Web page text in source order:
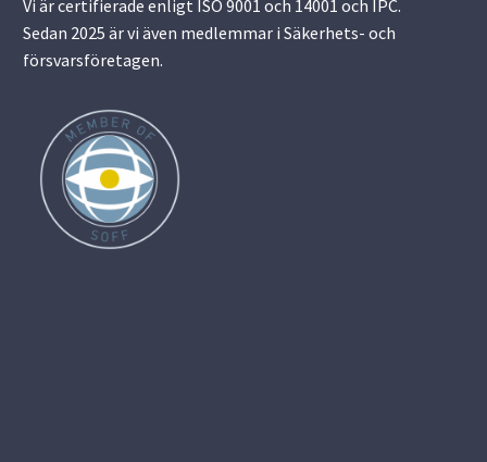
Vi är certifierade enligt ISO 9001 och 14001 och IPC.
Sedan 2025 är vi även medlemmar i Säkerhets- och
försvarsföretagen.